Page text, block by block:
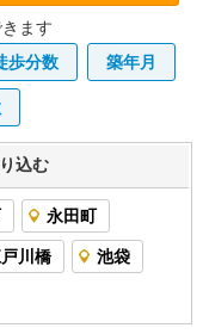
ます
歩分数 築年月
込む
永田町
川橋 池袋